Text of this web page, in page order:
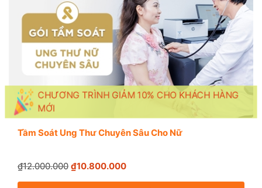
CHƯƠNG TRÌNH GIẢM 10% CHO KHÁCH HÀNG
MỚI
Tầm Soát Ung Thư Chuyên Sâu Cho Nữ
₫12.000.000 ₫10.800.000